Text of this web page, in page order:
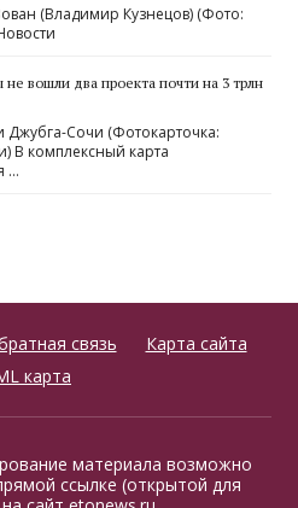
(Владимир Кузнецов) (Фото:
не вошли два проекта почти на 3 трлн
Сочи (Фотокарточка:
В комплексный карта
…
связь
Карта сайта
карта
материала возможно
ссылке (открытой для